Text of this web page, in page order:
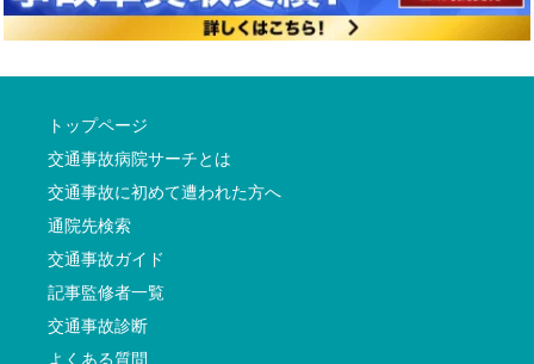
トップページ
交通事故病院サーチとは
交通事故に初めて遭われた方へ
通院先検索
交通事故ガイド
記事監修者一覧
交通事故診断
よくある質問